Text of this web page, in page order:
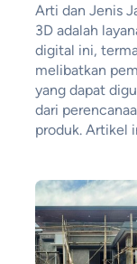
Arti dan Jenis
3D adalah
digital ini,
melibatkan
yang dapat
dari
produk. Artikel